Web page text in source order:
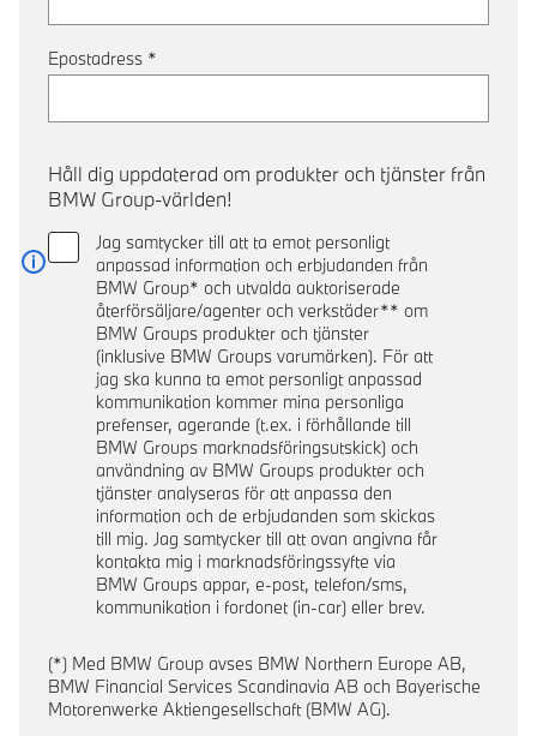
Epostadress *
Håll dig uppdaterad om produkter och tjänster från
BMW Group-världen!
Jag samtycker till att ta emot personligt
anpassad information och erbjudanden från
BMW Group* och utvalda auktoriserade
återförsäljare/agenter och verkstäder** om
BMW Groups produkter och tjänster
(inklusive BMW Groups varumärken). För att
jag ska kunna ta emot personligt anpassad
kommunikation kommer mina personliga
prefenser, agerande (t.ex. i förhållande till
BMW Groups marknadsföringsutskick) och
användning av BMW Groups produkter och
tjänster analyseras för att anpassa den
information och de erbjudanden som skickas
till mig. Jag samtycker till att ovan angivna får
kontakta mig i marknadsföringssyfte via
BMW Groups appar, e-post, telefon/sms,
kommunikation i fordonet (in-car) eller brev.
Läs mer
(*) Med BMW Group avses BMW Northern Europe AB,
BMW Financial Services Scandinavia AB och Bayerische
Motorenwerke Aktiengesellschaft (BMW AG).